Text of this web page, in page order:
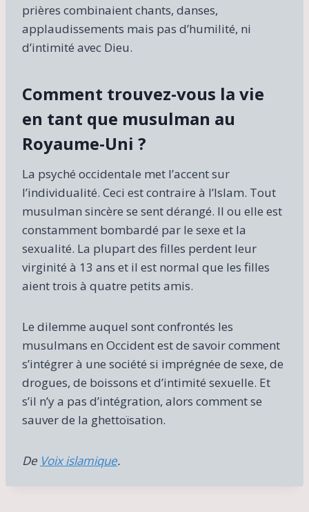
prières combinaient chants, danses,
applaudissements mais pas d’humilité, ni
d’intimité avec Dieu.
Comment trouvez-vous la vie
en tant que musulman au
Royaume-Uni ?
La psyché occidentale met l’accent sur
l’individualité. Ceci est contraire à l’Islam. Tout
musulman sincère se sent dérangé. Il ou elle est
constamment bombardé par le sexe et la
sexualité. La plupart des filles perdent leur
virginité à 13 ans et il est normal que les filles
aient trois à quatre petits amis.
Le dilemme auquel sont confrontés les
musulmans en Occident est de savoir comment
s’intégrer à une société si imprégnée de sexe, de
drogues, de boissons et d’intimité sexuelle. Et
s’il n’y a pas d’intégration, alors comment se
sauver de la ghettoïsation.
De Voix islamique.